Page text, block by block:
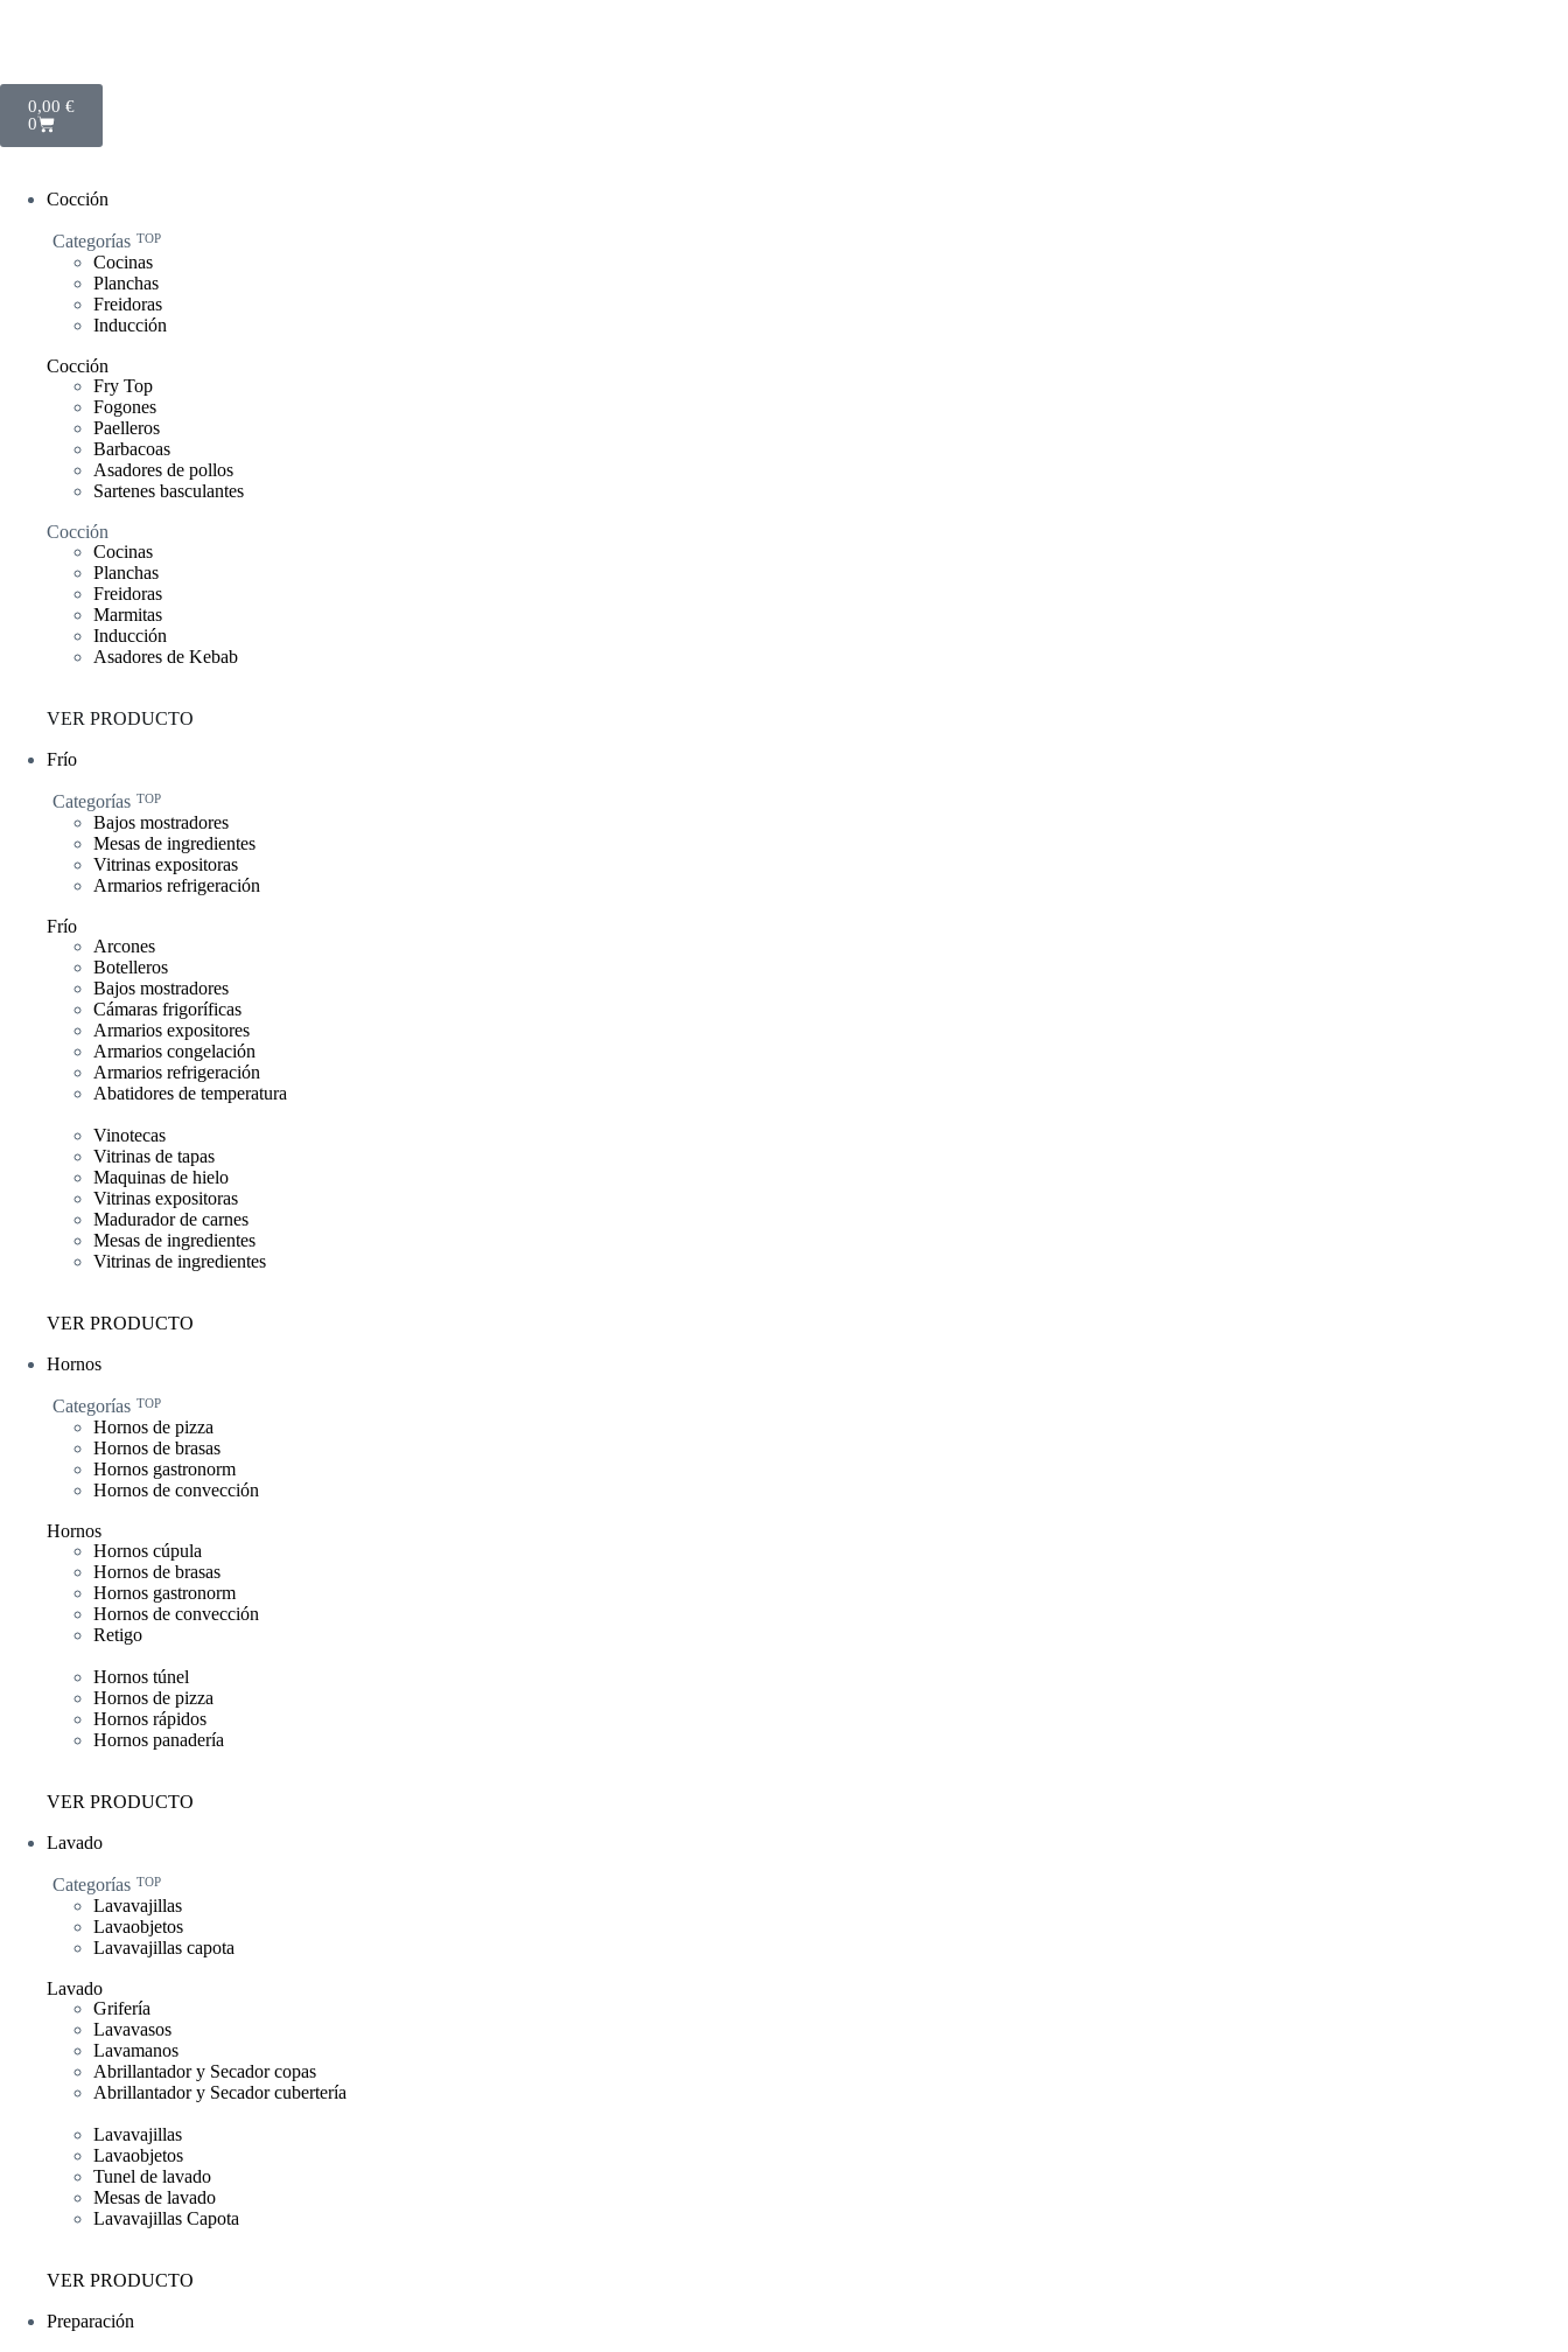
0,00 €
0
Cocción
Categorías TOP
Cocinas
Planchas
Freidoras
Inducción
Cocción
Fry Top
Fogones
Paelleros
Barbacoas
Asadores de pollos
Sartenes basculantes
Cocción
Cocinas
Planchas
Freidoras
Marmitas
Inducción
Asadores de Kebab
VER PRODUCTO
Frío
Categorías TOP
Bajos mostradores
Mesas de ingredientes
Vitrinas expositoras
Armarios refrigeración
Frío
Arcones
Botelleros
Bajos mostradores
Cámaras frigoríficas
Armarios expositores
Armarios congelación
Armarios refrigeración
Abatidores de temperatura
Vinotecas
Vitrinas de tapas
Maquinas de hielo
Vitrinas expositoras
Madurador de carnes
Mesas de ingredientes
Vitrinas de ingredientes
VER PRODUCTO
Hornos
Categorías TOP
Hornos de pizza
Hornos de brasas
Hornos gastronorm
Hornos de convección
Hornos
Hornos cúpula
Hornos de brasas
Hornos gastronorm
Hornos de convección
Retigo
Hornos túnel
Hornos de pizza
Hornos rápidos
Hornos panadería
VER PRODUCTO
Lavado
Categorías TOP
Lavavajillas
Lavaobjetos
Lavavajillas capota
Lavado
Grifería
Lavavasos
Lavamanos
Abrillantador y Secador copas
Abrillantador y Secador cubertería
Lavavajillas
Lavaobjetos
Tunel de lavado
Mesas de lavado
Lavavajillas Capota
VER PRODUCTO
Preparación